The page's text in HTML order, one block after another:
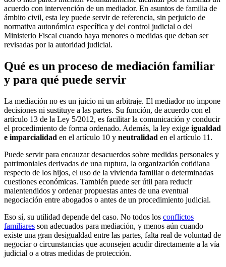
acuerdo con intervención de un mediador. En asuntos de familia de
ámbito civil, esta ley puede servir de referencia, sin perjuicio de
normativa autonómica específica y del control judicial o del
Ministerio Fiscal cuando haya menores o medidas que deban ser
revisadas por la autoridad judicial.
Qué es un proceso de mediación familiar
y para qué puede servir
La mediación no es un juicio ni un arbitraje. El mediador no impone
decisiones ni sustituye a las partes. Su función, de acuerdo con el
artículo 13 de la Ley 5/2012, es facilitar la comunicación y conducir
el procedimiento de forma ordenado. Además, la ley exige igualdad
e imparcialidad en el artículo 10 y neutralidad en el artículo 11.
Puede servir para encauzar desacuerdos sobre medidas personales y
patrimoniales derivadas de una ruptura, la organización cotidiana
respecto de los hijos, el uso de la vivienda familiar o determinadas
cuestiones económicas. También puede ser útil para reducir
malentendidos y ordenar propuestas antes de una eventual
negociación entre abogados o antes de un procedimiento judicial.
Eso sí, su utilidad depende del caso. No todos los conflictos
familiares son adecuados para mediación, y menos aún cuando
existe una gran desigualdad entre las partes, falta real de voluntad de
negociar o circunstancias que aconsejen acudir directamente a la vía
judicial o a otras medidas de protección.